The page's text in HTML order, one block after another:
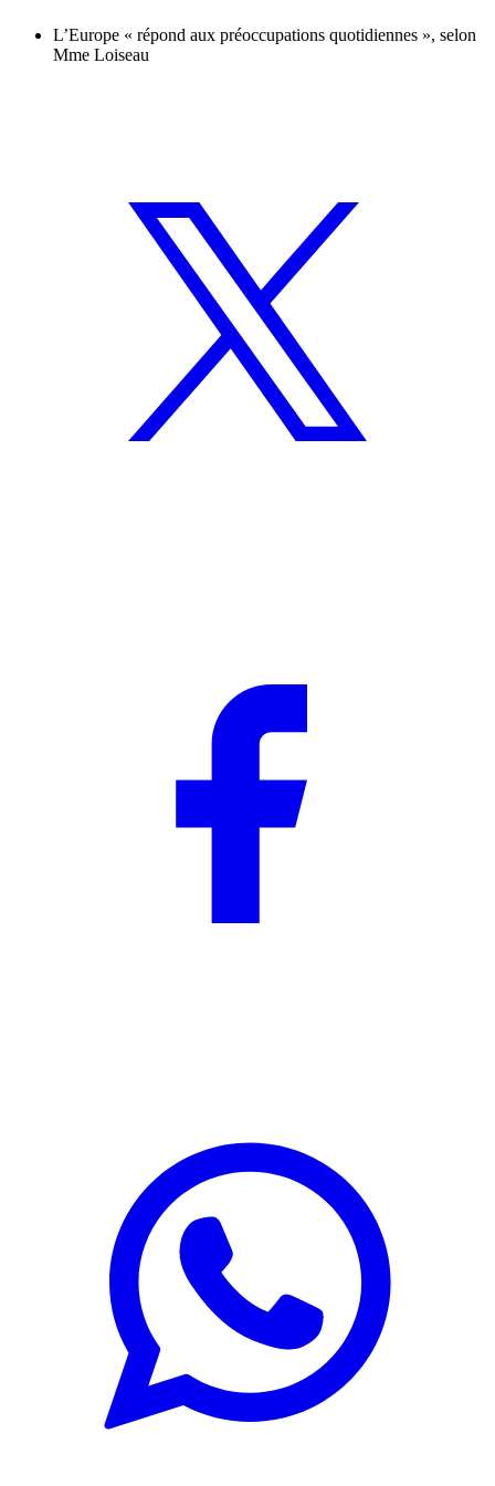
L’Europe « répond aux préoccupations quotidiennes », selon
Mme Loiseau